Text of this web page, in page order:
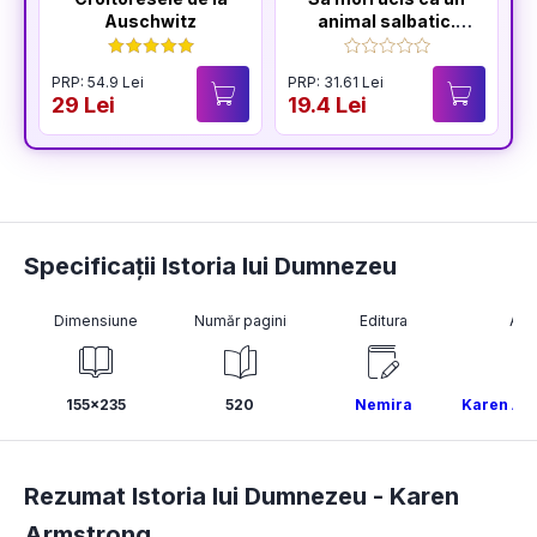
Auschwitz
PRP: 54.9 Lei
29 Lei
animal salbatic.
Seria Sfarsitul
Ceausestilor Vol.2
PRP: 31.61 Lei
19.4 Lei
Specificații Istoria lui Dumnezeu
Dimensiune
155x235
Număr pagini
520
Editura
Nemira Karen
Rezumat Istoria lui Dumnezeu - Karen